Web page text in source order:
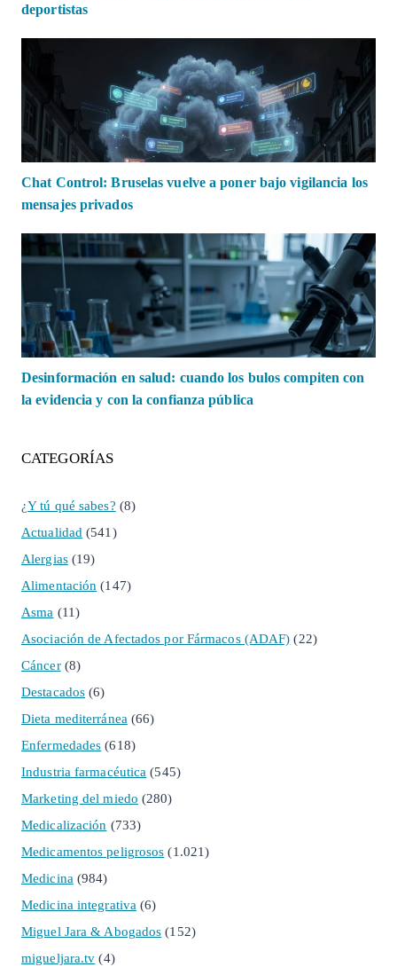
deportistas
Chat Control: Bruselas vuelve a poner bajo vigilancia los
mensajes privados
Desinformación en salud: cuando los bulos compiten con
la evidencia y con la confianza pública
CATEGORÍAS
¿Y tú qué sabes? (8)
Actualidad (541)
Alergias(19)
Alimentación (147)
Asma (11)
Asociación de Afectados por Fármacos (ADAF) (22)
Cáncer(8)
Destacados (6)
Dieta mediterránea (66)
Enfermedades (618)
Industria farmacéutica (545)
Marketing del miedo (280)
Medicalización (733)
Medicamentos peligrosos (1.021)
Medicina (984)
Medicina integrativa (6)
Miguel Jara & Abogados (152)
migueljara.tv (4)